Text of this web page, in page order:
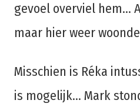
gevoel overviel hem…
maar hier weer
Misschien is Réka
is mogelijk… Mark